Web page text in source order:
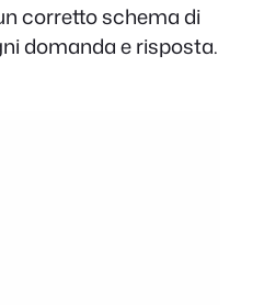
corretto schema di
domanda e risposta.